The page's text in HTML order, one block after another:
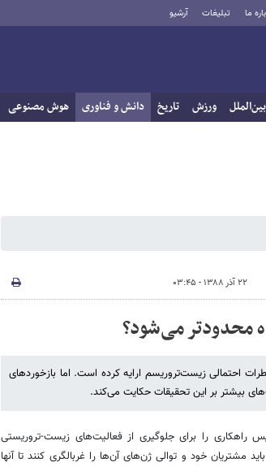
ما تبلیغات آرشیو
بین‌الملل ورزش تاریخ دانش و فناوری هوش مصنوعی
۲۲ آذر ۱۳۸۸ - ۰۳:۴۵
محدودتر می‌شود؟
احتمالی زیست‌تروریسم ارایه کرده است. اما بازخوردهای
بیشتر بر این تحقیقات حکایت می‌کند.
راهکاری را برای جلوگیری از فعالیت‌های زیست-تروریستی
مشتریان خود و توالی ژن‌های آن‌ها را غربالگری کنند تا آنها